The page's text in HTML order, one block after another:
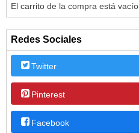
El carrito de la compra está vacío
Redes Sociales
Twitter
Pinterest
Facebook